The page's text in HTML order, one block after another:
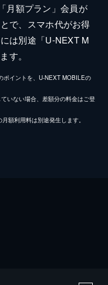
月額プラン」会員が
で、スマホ代がお得
は別途「U-NEXT M
す。
ポイントを、U-NEXT MOBILEの
いない場合、差額分の料金はご登
額利用料は別途発生します。